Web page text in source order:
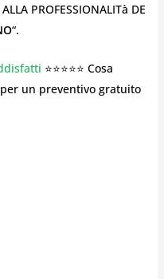
PROFESSIONALITà DE
“.
⭐⭐⭐⭐⭐ Cosa
per un preventivo gratuito